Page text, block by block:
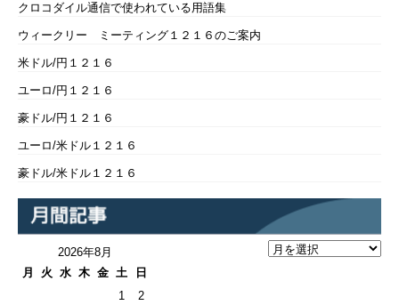
クロコダイル通信で使われている用語集
ウィークリー ミーティング１２１６のご案内
米ドル/円１２１６
ユーロ/円１２１６
豪ドル/円１２１６
ユーロ/米ドル１２１６
豪ドル/米ドル１２１６
2026年8月
月
火 水 木 金 土 日
1
2